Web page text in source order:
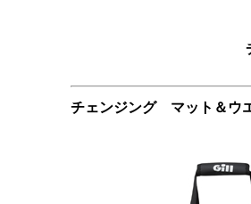
チェンジング マット＆